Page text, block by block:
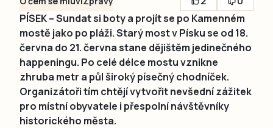
PÍSEK – Sundat si boty a projít se po Kamenném
mostě jako po pláži. Starý most v Písku se od 18.
června do 21. června stane dějištěm jedinečného
happeningu. Po celé délce mostu vznikne
zhruba metr a půl široký písečný chodníček.
Organizátoři tím chtějí vytvořit nevšední zážitek
pro místní obyvatele i přespolní návštěvníky
historického města.